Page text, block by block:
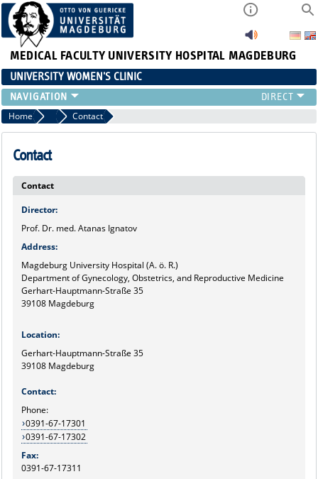
MEDICAL FACULTY UNIVERSITY HOSPITAL MAGDEBURG
UNIVERSITY WOMEN'S CLINIC
CLINIC
CONSULTATION HOURS
TEAM
RESEARCH FOCUS
Home Marginalboxen
Contact
Contact
Contact
Director:
Prof. Dr. med. Atanas Ignatov
Address:
Magdeburg University Hospital (A. ö. R.)
Department of Gynecology, Obstetrics, and Reproductive Medicine
Gerhart-Hauptmann-Straße 35
39108 Magdeburg
Location:
Gerhart-Hauptmann-Straße 35
39108 Magdeburg
Contact:
Phone:
0391-67-17301
0391-67-17302
Fax:
0391-67-17311